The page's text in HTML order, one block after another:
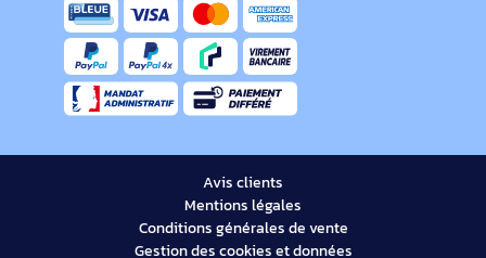
Avis clients
Mentions légales
Conditions générales de vente
Gestion des cookies et données